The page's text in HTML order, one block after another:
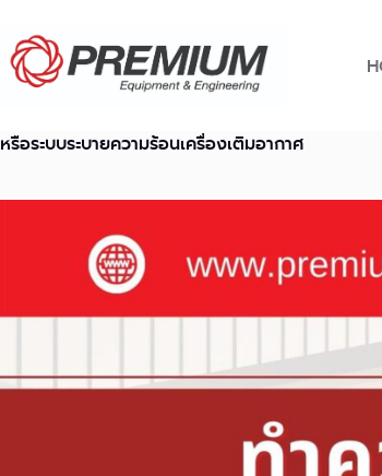
content
หรือระบบระบายความร้อนเครื่องเติมอากาศ